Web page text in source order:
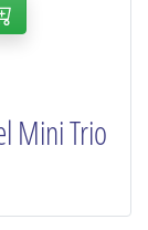
Mini Trio